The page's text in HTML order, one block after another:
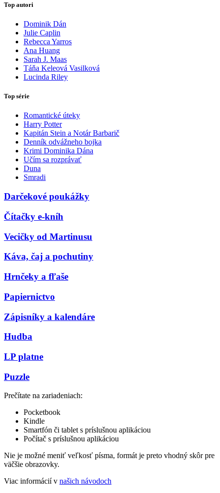
Top autori
Dominik Dán
Julie Caplin
Rebecca Yarros
Ana Huang
Sarah J. Maas
Táňa Keleová Vasilková
Lucinda Riley
Top série
Romantické úteky
Harry Potter
Kapitán Stein a Notár Barbarič
Denník odvážneho bojka
Krimi Dominika Dána
Učím sa rozprávať
Duna
Smradi
Darčekové poukážky
Čítačky e-kníh
Vecičky od Martinusu
Káva, čaj a pochutiny
Hrnčeky a fľaše
Papiernictvo
Zápisníky a kalendáre
Hudba
LP platne
Puzzle
Prečítate na zariadeniach:
Pocketbook
Kindle
Smartfón či tablet s príslušnou aplikáciou
Počítač s príslušnou aplikáciou
Nie je možné meniť veľkosť písma, formát je preto vhodný skôr pre
väčšie obrazovky.
Viac informácií v našich návodoch